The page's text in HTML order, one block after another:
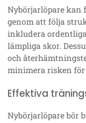
Nybörjarlöpare kan
genom att följa
inkludera
lämpliga skor.
och
minimera risken
Effektiva
Nybörjarlöpare bör